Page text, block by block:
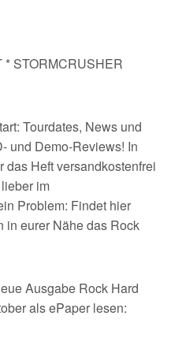
STORMCRUSHER
Tourdates, News und
und Demo-Reviews! In
das Heft versandkostenfrei
im
Problem: Findet hier
in eurer Nähe das Rock
Ausgabe Rock Hard
als ePaper lesen: